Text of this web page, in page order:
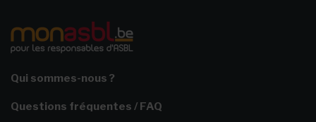
Qui sommes-nous ?
Questions fréquentes / FAQ